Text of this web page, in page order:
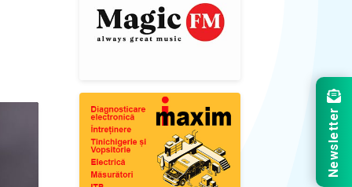
Newsletter